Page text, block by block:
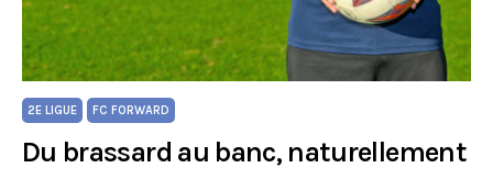
2E LIGUE FC FORWARD
Du brassard au banc, naturellement